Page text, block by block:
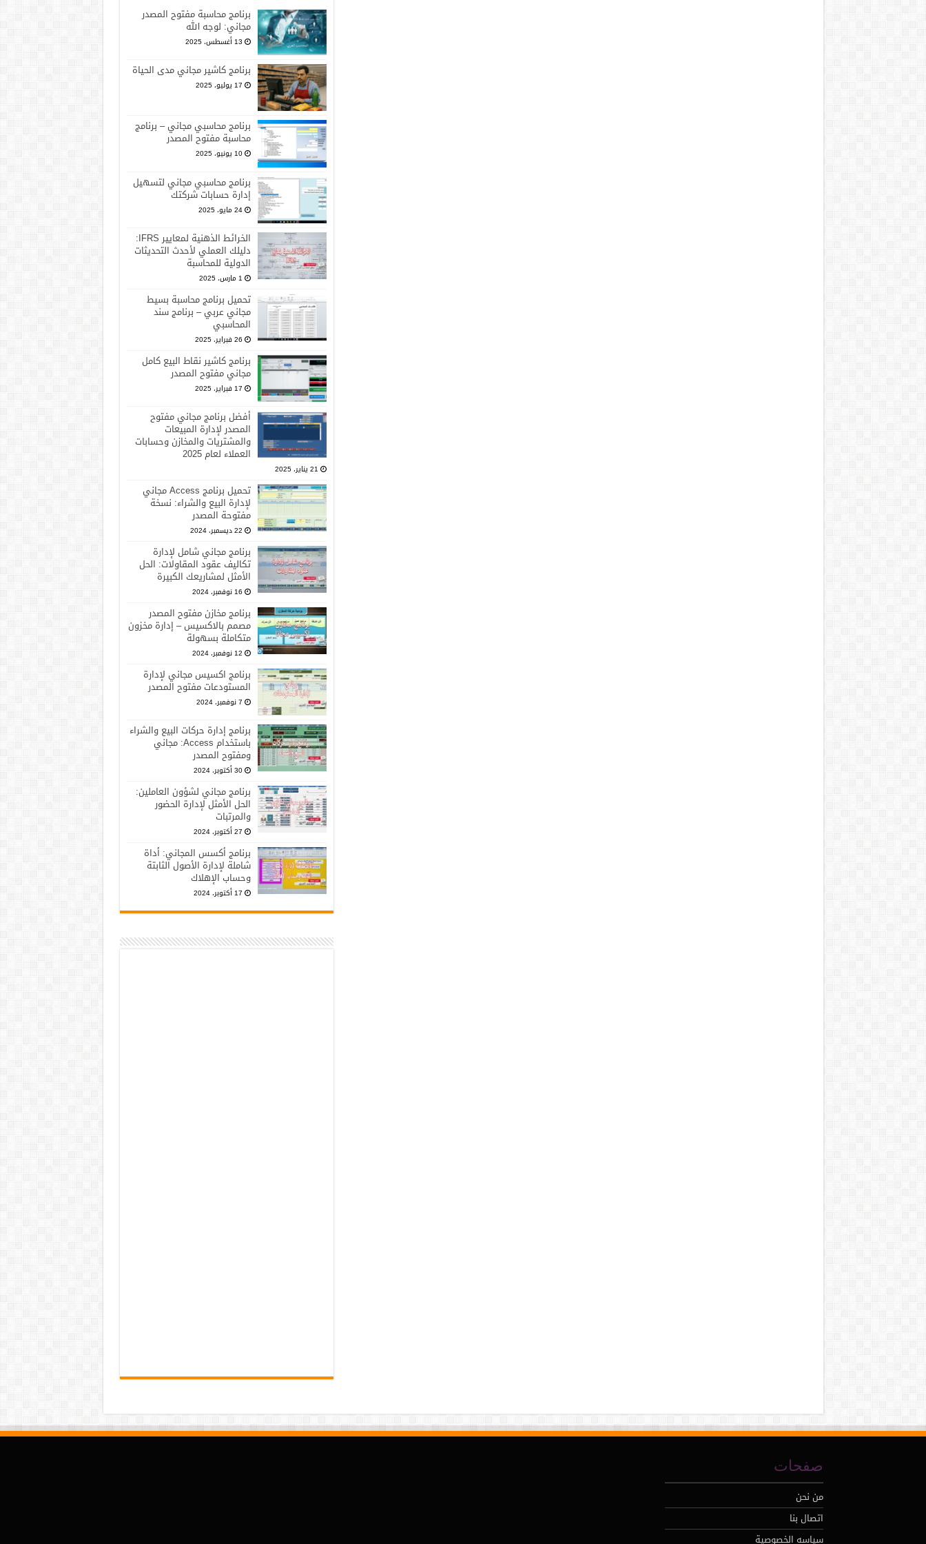
برنامج محاسبة مفتوح المصدر
مجاني: لوجه الله
13 أغسطس، 2025
برنامج كاشير مجاني مدى الحياة
17 يوليو، 2025
برنامج محاسبي مجاني – برنامج
محاسبة مفتوح المصدر
10 يونيو، 2025
برنامج محاسبي مجاني لتسهيل
إدارة حسابات شركتك
24 مايو، 2025
الخرائط الذهنية لمعايير IFRS:
دليلك العملي لأحدث التحديثات
الدولية للمحاسبة
1 مارس، 2025
تحميل برنامج محاسبة بسيط
مجاني عربي – برنامج سند
المحاسبي
26 فبراير، 2025
برنامج كاشير نقاط البيع كامل
مجاني مفتوح المصدر
17 فبراير، 2025
أفضل برنامج مجاني مفتوح
المصدر لإدارة المبيعات
والمشتريات والمخازن وحسابات
العملاء لعام 2025
21 يناير، 2025
تحميل برنامج Access مجاني
لإدارة البيع والشراء: نسخة
مفتوحة المصدر
22 ديسمبر، 2024
برنامج مجاني شامل لإدارة
تكاليف عقود المقاولات: الحل
الأمثل لمشاريعك الكبيرة
16 نوفمبر، 2024
برنامج مخازن مفتوح المصدر
مصمم بالاكسيس – إدارة مخزون
متكاملة بسهولة
12 نوفمبر، 2024
برنامج اكسيس مجاني لإدارة
المستودعات مفتوح المصدر
7 نوفمبر، 2024
برنامج إدارة حركات البيع والشراء
باستخدام Access: مجاني
ومفتوح المصدر
30 أكتوبر، 2024
برنامج مجاني لشؤون العاملين:
الحل الأمثل لإدارة الحضور
والمرتبات
27 أكتوبر، 2024
برنامج أكسس المجاني: أداة
شاملة لإدارة الأصول الثابتة
وحساب الإهلاك
17 أكتوبر، 2024
صفحات
من نحن
اتصال بنا
سياسه الخصوصية